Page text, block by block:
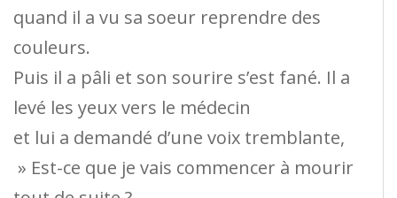
quand il a vu sa soeur reprendre des
couleurs.
Puis il a pâli et son sourire s’est fané. Il a
levé les yeux vers le médecin
et lui a demandé d’une voix tremblante,
» Est-ce que je vais commencer à mourir